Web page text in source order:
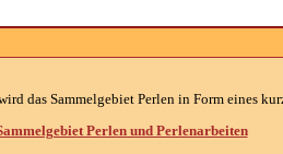
das Sammelgebiet Perlen in Form eines
Perlen und Perlenarbeiten